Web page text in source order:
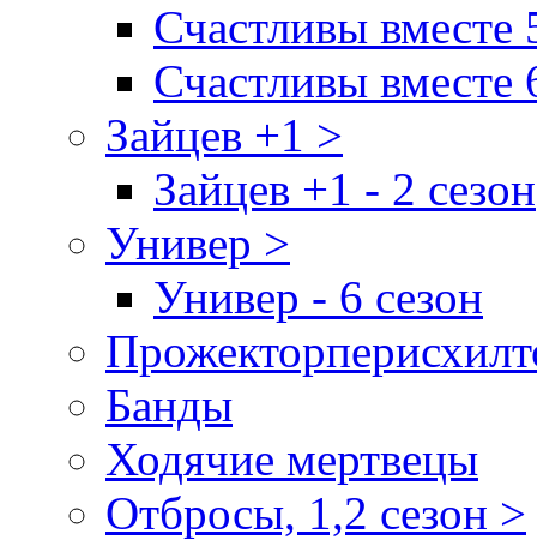
Счастливы вместе
Счастливы вместе
Зайцев +1 >
Зайцев +1 - 2 сезон
Универ >
Универ - 6 сезон
Банды
Ходячие мертвецы
Отбросы, 1,2 сезон >